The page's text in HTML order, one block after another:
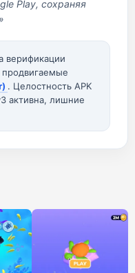
Play, сохраняя
верификации
продвигаемые
. Целостность APK
активна, лишние